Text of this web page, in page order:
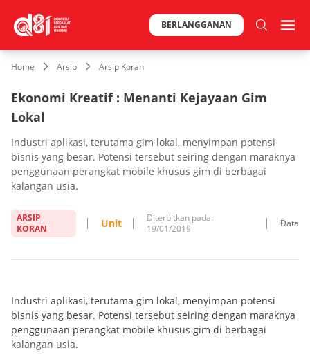
BERLANGGANAN
Home Arsip Arsip Koran
Ekonomi Kreatif : Menanti Kejayaan Gim
Lokal
Industri aplikasi, terutama gim lokal, menyimpan potensi
bisnis yang besar. Potensi tersebut seiring dengan maraknya
penggunaan perangkat mobile khusus gim di berbagai
kalangan usia.
ARSIP
KORAN
Unit
Diterbitkan pada:
19/01/2019
Data
Industri aplikasi, terutama gim lokal, menyimpan potensi
bisnis yang besar. Potensi tersebut seiring dengan maraknya
penggunaan perangkat mobile khusus gim di berbagai
kalangan usia.